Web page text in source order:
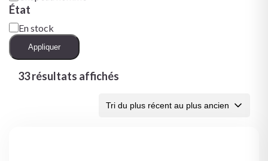
33 résultats affichés
État
En stock
Appliquer